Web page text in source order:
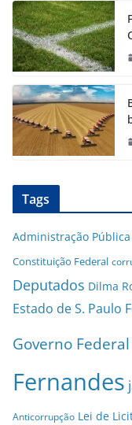
Tags
Administração Pública
Constituição Federal
Deputados Dilma
Estado de S. Paulo
Governo Federal
Fernandes
Anticorrupção Lei de